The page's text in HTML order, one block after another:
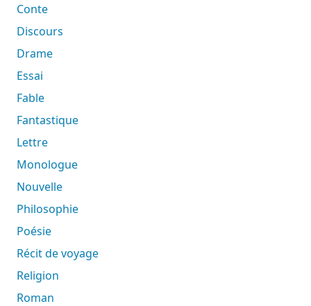
Conte
Discours
Drame
Essai
Fable
Fantastique
Lettre
Monologue
Nouvelle
Philosophie
Poésie
Récit de voyage
Religion
Roman